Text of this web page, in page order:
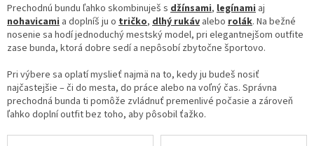
Prechodnú bundu ľahko skombinuješ s džínsami, legínami aj
nohavicami a doplníš ju o tričko, dlhý rukáv alebo rolák. Na bežné
nosenie sa hodí jednoduchý mestský model, pri elegantnejšom outfite
zase bunda, ktorá dobre sedí a nepôsobí zbytočne športovo.
Pri výbere sa oplatí myslieť najmä na to, kedy ju budeš nosiť
najčastejšie – či do mesta, do práce alebo na voľný čas. Správna
prechodná bunda ti pomôže zvládnuť premenlivé počasie a zároveň
ľahko doplní outfit bez toho, aby pôsobil ťažko.